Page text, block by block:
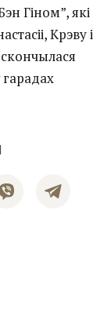
Гіном”, які
Крэву і